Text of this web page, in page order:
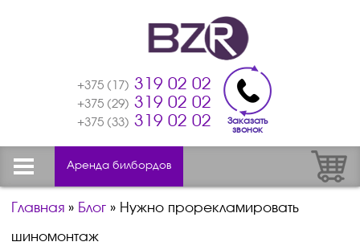
+375 (17) 319 02 02
+375 (29) 319 02 02
+375 (33) 319 02 02
Заказать
звонок
Аренда билбордов
Главная » Блог» Нужно прорекламировать
шиномонтаж